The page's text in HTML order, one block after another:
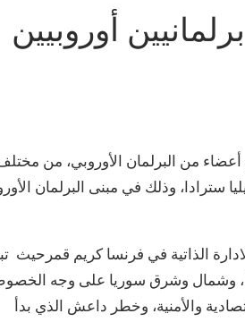
أوروبيين
أعضاء من البرلمان الأوروبي، من
سترادا، وذلك في مبنى البرلمان
الذاتية في فرنسا كريم قمرحيث
وشمال وشرق سوريا على وجه
والأمنية، وخطر داعش الذي بدأ